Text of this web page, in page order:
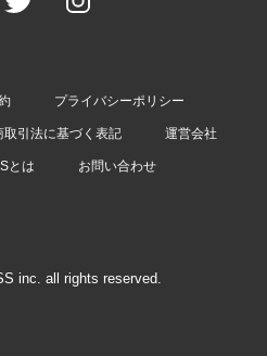
プライバシーポリシー
取引法に基づく表記 運営会社
とは お問い合わせ
inc. all rights reserved.